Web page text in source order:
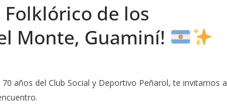
Folklórico de los
Monte, Guaminí!
años del Club Social y Deportivo Peñarol, te invitamos a